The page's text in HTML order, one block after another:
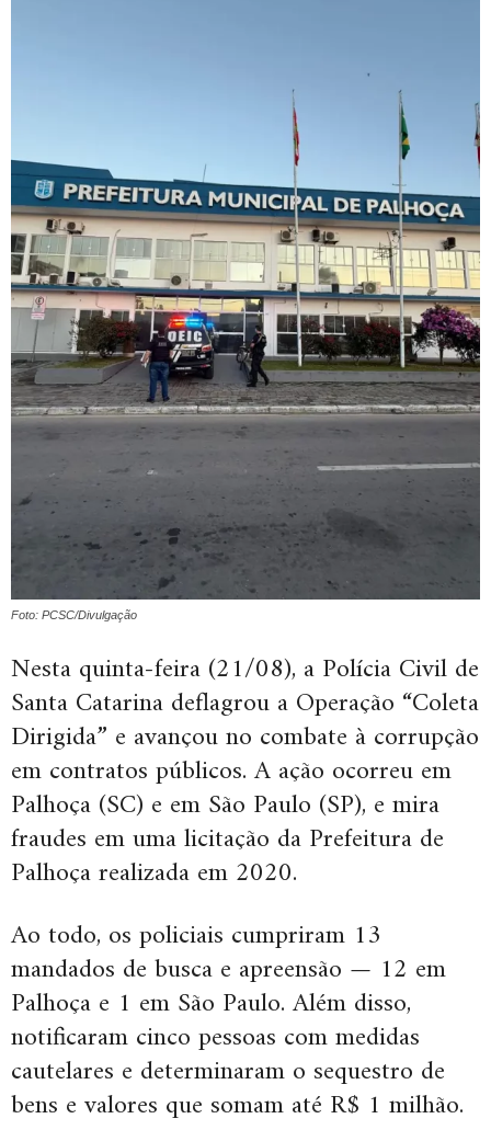
Foto: PCSC/Divulgação
Nesta quinta-feira (21/08), a Polícia Civil de
Santa Catarina deflagrou a Operação “Coleta
Dirigida” e avançou no combate à corrupção
em contratos públicos. A ação ocorreu em
Palhoça (SC) e em São Paulo (SP), e mira
fraudes em uma licitação da Prefeitura de
Palhoça realizada em 2020.
Ao todo, os policiais cumpriram 13
mandados de busca e apreensão — 12 em
Palhoça e 1 em São Paulo. Além disso,
notificaram cinco pessoas com medidas
cautelares e determinaram o sequestro de
bens e valores que somam até R$ 1 milhão.